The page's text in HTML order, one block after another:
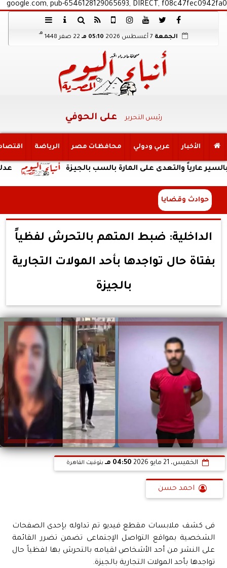
google.com, pub-6546128129065693, DIRECT, f08c47fec0942fa0
الجمعة 05:10 مـ 22 صفر 1448
هـ
رئيس التحرير على الحوفي
الأخبار عربي ودولي محافظات مصر الرياضة
عدلي وعبد والتعدى على المارة بالسب بالجيزة
حوادث وقضايا
الداخلية: ضبط المتهم بالتحرش لفظياً
بفتاة حال تواجدها بأحد المولات التجارية
بالجيزة
الخميس، 21 مايو 2026 04:50 مـ بتوقيت القاهرة
احمد حسن
فى كشف ملابسات مقطع فيديو تم تداوله بإحدى الصفحات
الشخصية بمواقع التواصل الإجتماعى تضمن تضرر القائمة
على النشر من أحد الأشخاص لقيامه بالتحرش بها لفظياً حال
تواجدها بأحد المولات التجارية بالجيزة.